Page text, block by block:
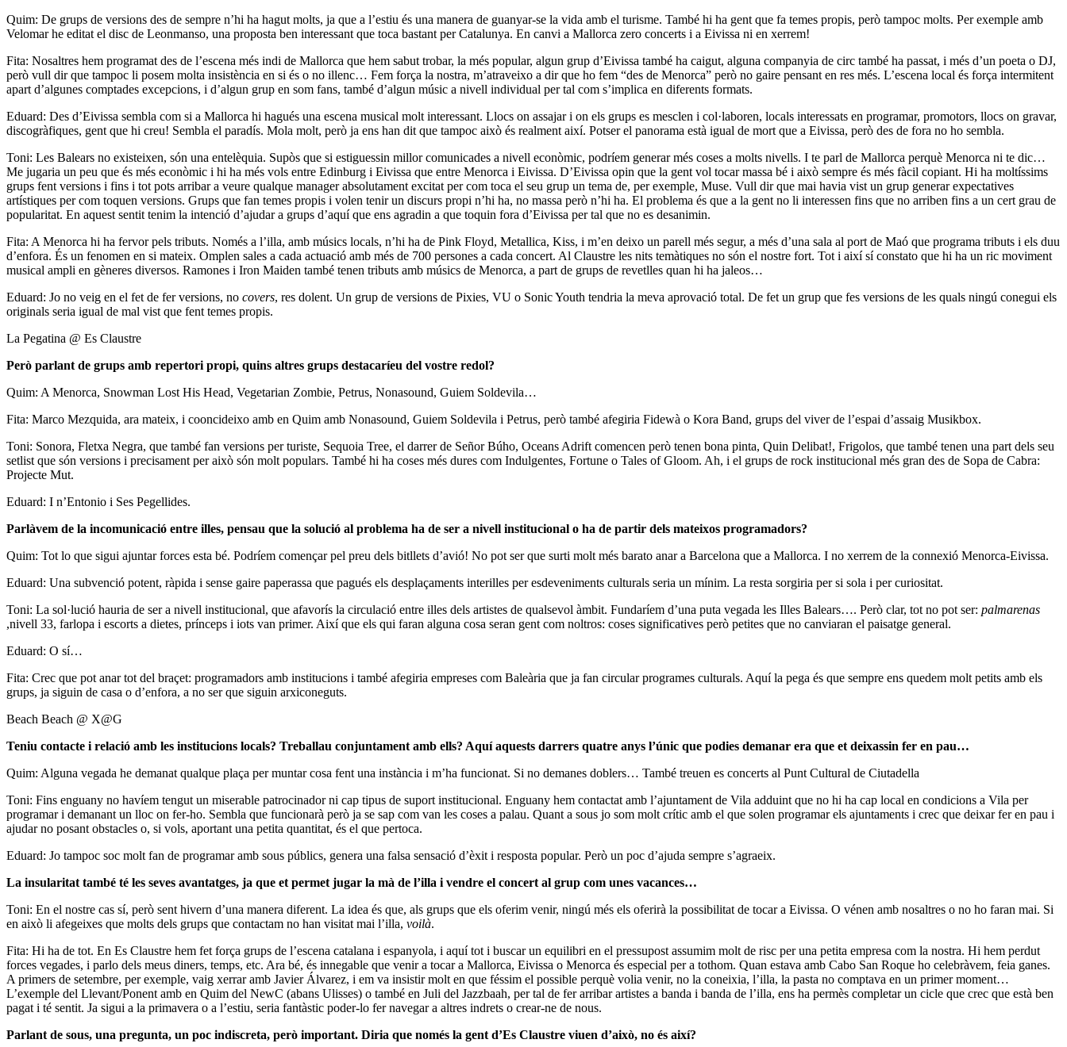
Quim: De grups de versions des de sempre n’hi ha hagut molts, ja que a l’estiu és una manera de guanyar-se la vida amb el turisme. També hi ha gent que fa temes propis, però tampoc molts. Per exemple amb
Velomar he editat el disc de Leonmanso, una proposta ben interessant que toca bastant per Catalunya. En canvi a Mallorca zero concerts i a Eivissa ni en xerrem!
Fita: Nosaltres hem programat des de l’escena més indi de Mallorca que hem sabut trobar, la més popular, algun grup d’Eivissa també ha caigut, alguna companyia de circ també ha passat, i més d’un poeta o DJ,
però vull dir que tampoc li posem molta insistència en si és o no illenc… Fem força la nostra, m’atraveixo a dir que ho fem “des de Menorca” però no gaire pensant en res més. L’escena local és força intermitent
apart d’algunes comptades excepcions, i d’algun grup en som fans, també d’algun músic a nivell individual per tal com s’implica en diferents formats.
Eduard: Des d’Eivissa sembla com si a Mallorca hi hagués una escena musical molt interessant. Llocs on assajar i on els grups es mesclen i col·laboren, locals interessats en programar, promotors, llocs on gravar,
discogràfiques, gent que hi creu! Sembla el paradís. Mola molt, però ja ens han dit que tampoc això és realment així. Potser el panorama està igual de mort que a Eivissa, però des de fora no ho sembla.
Toni: Les Balears no existeixen, són una entelèquia. Supòs que si estiguessin millor comunicades a nivell econòmic, podríem generar més coses a molts nivells. I te parl de Mallorca perquè Menorca ni te dic…
Me jugaria un peu que és més econòmic i hi ha més vols entre Edinburg i Eivissa que entre Menorca i Eivissa. D’Eivissa opin que la gent vol tocar massa bé i això sempre és més fàcil copiant. Hi ha moltíssims
grups fent versions i fins i tot pots arribar a veure qualque manager absolutament excitat per com toca el seu grup un tema de, per exemple, Muse. Vull dir que mai havia vist un grup generar expectatives
artístiques per com toquen versions. Grups que fan temes propis i volen tenir un discurs propi n’hi ha, no massa però n’hi ha. El problema és que a la gent no li interessen fins que no arriben fins a un cert grau de
popularitat. En aquest sentit tenim la intenció d’ajudar a grups d’aquí que ens agradin a que toquin fora d’Eivissa per tal que no es desanimin.
Fita: A Menorca hi ha fervor pels tributs. Només a l’illa, amb músics locals, n’hi ha de Pink Floyd, Metallica, Kiss, i m’en deixo un parell més segur, a més d’una sala al port de Maó que programa tributs i els duu
d’enfora. És un fenomen en si mateix. Omplen sales a cada actuació amb més de 700 persones a cada concert. Al Claustre les nits temàtiques no són el nostre fort. Tot i així sí constato que hi ha un ric moviment
musical ampli en gèneres diversos. Ramones i Iron Maiden també tenen tributs amb músics de Menorca, a part de grups de revetlles quan hi ha jaleos…
Eduard: Jo no veig en el fet de fer versions, no covers, res dolent. Un grup de versions de Pixies, VU o Sonic Youth tendria la meva aprovació total. De fet un grup que fes versions de les quals ningú conegui els
originals seria igual de mal vist que fent temes propis.
La Pegatina @ Es Claustre
Però parlant de grups amb repertori propi, quins altres grups destacaríeu del vostre redol?
Quim: A Menorca, Snowman Lost His Head, Vegetarian Zombie, Petrus, Nonasound, Guiem Soldevila…
Fita: Marco Mezquida, ara mateix, i cooncideixo amb en Quim amb Nonasound, Guiem Soldevila i Petrus, però també afegiria Fidewà o Kora Band, grups del viver de l’espai d’assaig Musikbox.
Toni: Sonora, Fletxa Negra, que també fan versions per turiste, Sequoia Tree, el darrer de Señor Búho, Oceans Adrift comencen però tenen bona pinta, Quin Delibat!, Frigolos, que també tenen una part dels seu
setlist que són versions i precisament per això són molt populars. També hi ha coses més dures com Indulgentes, Fortune o Tales of Gloom. Ah, i el grups de rock institucional més gran des de Sopa de Cabra:
Projecte Mut.
Eduard: I n’Entonio i Ses Pegellides.
Parlàvem de la incomunicació entre illes, pensau que la solució al problema ha de ser a nivell institucional o ha de partir dels mateixos programadors?
Quim: Tot lo que sigui ajuntar forces esta bé. Podríem començar pel preu dels bitllets d’avió! No pot ser que surti molt més barato anar a Barcelona que a Mallorca. I no xerrem de la connexió Menorca-Eivissa.
Eduard: Una subvenció potent, ràpida i sense gaire paperassa que pagués els desplaçaments interilles per esdeveniments culturals seria un mínim. La resta sorgiria per si sola i per curiositat.
Toni: La sol·lució hauria de ser a nivell institucional, que afavorís la circulació entre illes dels artistes de qualsevol àmbit. Fundaríem d’una puta vegada les Illes Balears…. Però clar, tot no pot ser: palmarenas
,nivell 33, farlopa i escorts a dietes, prínceps i iots van primer. Així que els qui faran alguna cosa seran gent com noltros: coses significatives però petites que no canviaran el paisatge general.
Eduard: O sí…
Fita: Crec que pot anar tot del braçet: programadors amb institucions i també afegiria empreses com Baleària que ja fan circular programes culturals. Aquí la pega és que sempre ens quedem molt petits amb els
grups, ja siguin de casa o d’enfora, a no ser que siguin arxiconeguts.
Beach Beach @ X@G
Teniu contacte i relació amb les institucions locals? Treballau conjuntament amb ells? Aquí aquests darrers quatre anys l’únic que podies demanar era que et deixassin fer en pau…
Quim: Alguna vegada he demanat qualque plaça per muntar cosa fent una instància i m’ha funcionat. Si no demanes doblers… També treuen es concerts al Punt Cultural de Ciutadella
Toni: Fins enguany no havíem tengut un miserable patrocinador ni cap tipus de suport institucional. Enguany hem contactat amb l’ajuntament de Vila adduint que no hi ha cap local en condicions a Vila per
programar i demanant un lloc on fer-ho. Sembla que funcionarà però ja se sap com van les coses a palau. Quant a sous jo som molt crític amb el que solen programar els ajuntaments i crec que deixar fer en pau i
ajudar no posant obstacles o, si vols, aportant una petita quantitat, és el que pertoca.
Eduard: Jo tampoc soc molt fan de programar amb sous públics, genera una falsa sensació d’èxit i resposta popular. Però un poc d’ajuda sempre s’agraeix.
La insularitat també té les seves avantatges, ja que et permet jugar la mà de l’illa i vendre el concert al grup com unes vacances…
Toni: En el nostre cas sí, però sent hivern d’una manera diferent. La idea és que, als grups que els oferim venir, ningú més els oferirà la possibilitat de tocar a Eivissa. O vénen amb nosaltres o no ho faran mai. Si
en això li afegeixes que molts dels grups que contactam no han visitat mai l’illa, voilà.
Fita: Hi ha de tot. En Es Claustre hem fet força grups de l’escena catalana i espanyola, i aquí tot i buscar un equilibri en el pressupost assumim molt de risc per una petita empresa com la nostra. Hi hem perdut
forces vegades, i parlo dels meus diners, temps, etc. Ara bé, és innegable que venir a tocar a Mallorca, Eivissa o Menorca és especial per a tothom. Quan estava amb Cabo San Roque ho celebràvem, feia ganes.
A primers de setembre, per exemple, vaig xerrar amb Javier Álvarez, i em va insistir molt en que féssim el possible perquè volia venir, no la coneixia, l’illa, la pasta no comptava en un primer moment…
L’exemple del Llevant/Ponent amb en Quim del NewC (abans Ulisses) o també en Juli del Jazzbaah, per tal de fer arribar artistes a banda i banda de l’illa, ens ha permès completar un cicle que crec que està ben
pagat i té sentit. Ja sigui a la primavera o a l’estiu, seria fantàstic poder-lo fer navegar a altres indrets o crear-ne de nous.
Parlant de sous, una pregunta, un poc indiscreta, però important. Diria que només la gent d’Es Claustre viuen d’això, no és així?